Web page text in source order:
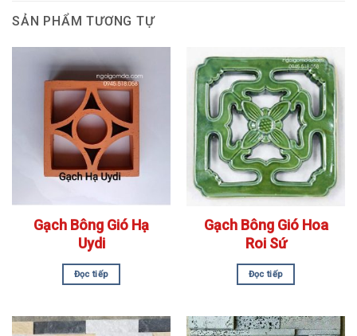
SẢN PHẨM TƯƠNG TỰ
Gạch Bông Gió Hạ
Uydi
Đọc tiếp
Gạch Bông Gió Hoa
Roi Sứ
Đọc tiếp